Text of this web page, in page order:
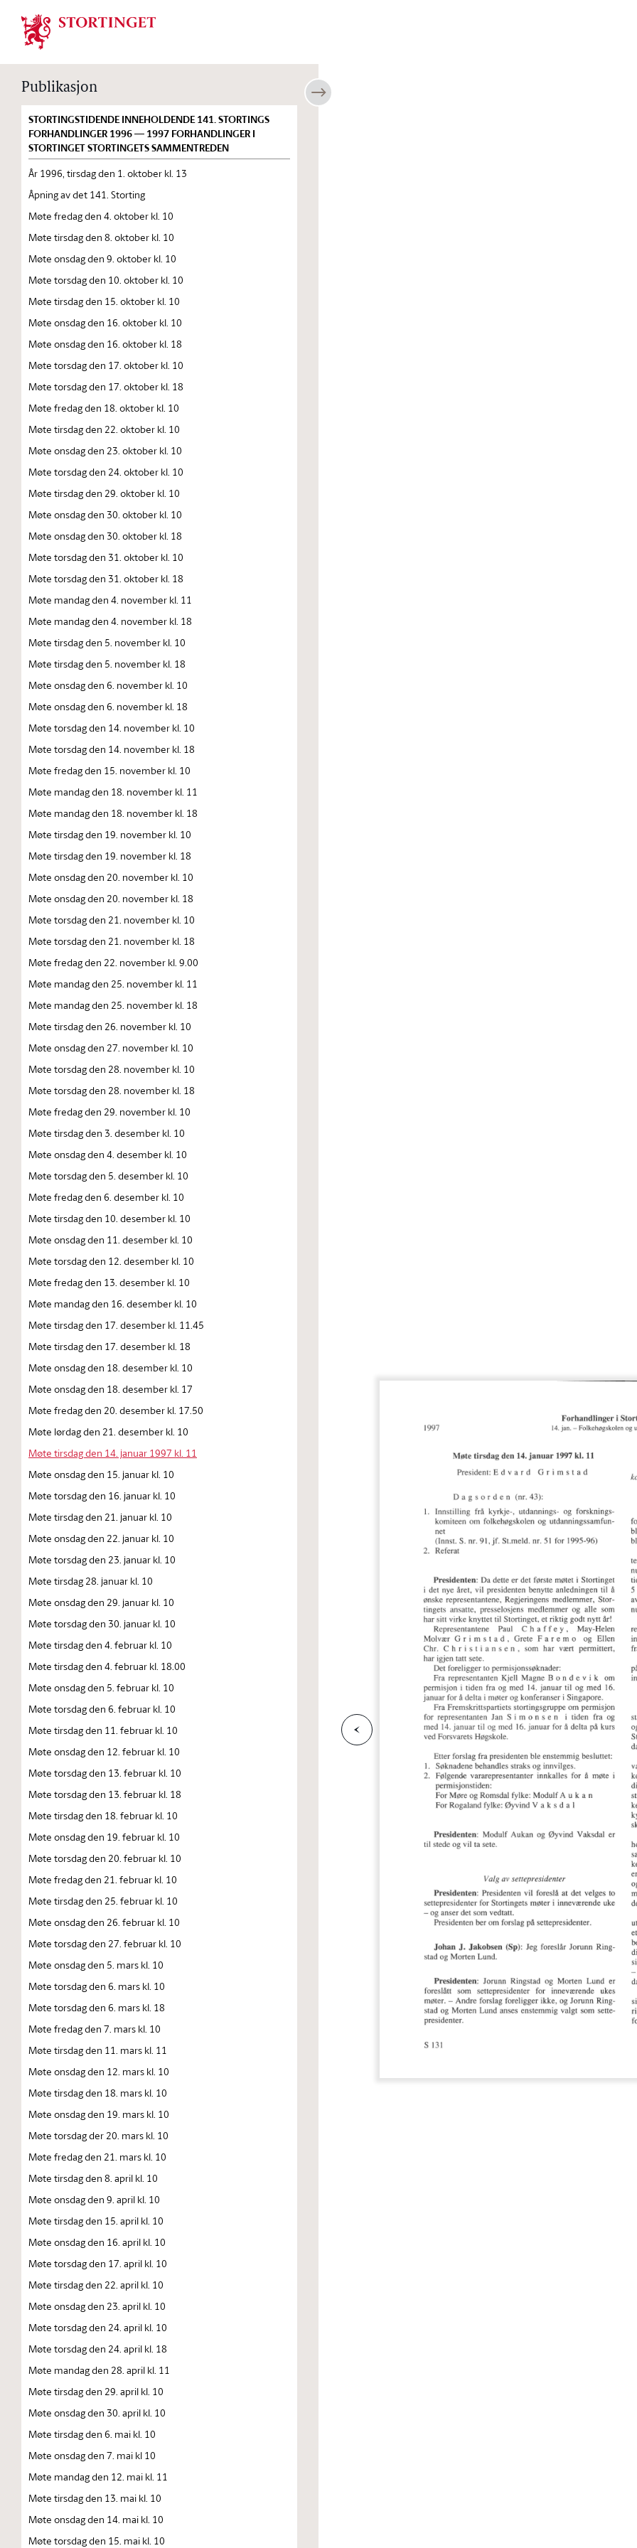
Stortinget.no
Publikasjon
STORTINGSTIDENDE INNEHOLDENDE 141. STORTINGS
FORHANDLINGER 1996 — 1997 FORHANDLINGER I
STORTINGET STORTINGETS SAMMENTREDEN
År 1996, tirsdag den 1. oktober kl. 13
Åpning av det 141. Storting
Møte fredag den 4. oktober kl. 10
Møte tirsdag den 8. oktober kl. 10
Møte onsdag den 9. oktober kl. 10
Møte torsdag den 10. oktober kl. 10
Møte tirsdag den 15. oktober kl. 10
Møte onsdag den 16. oktober kl. 10
Møte onsdag den 16. oktober kl. 18
Møte torsdag den 17. oktober kl. 10
Møte torsdag den 17. oktober kl. 18
Møte fredag den 18. oktober kl. 10
Møte tirsdag den 22. oktober kl. 10
Møte onsdag den 23. oktober kl. 10
Møte torsdag den 24. oktober kl. 10
Møte tirsdag den 29. oktober kl. 10
Møte onsdag den 30. oktober kl. 10
Møte onsdag den 30. oktober kl. 18
Møte torsdag den 31. oktober kl. 10
Møte torsdag den 31. oktober kl. 18
Møte mandag den 4. november kl. 11
Møte mandag den 4. november kl. 18
Møte tirsdag den 5. november kl. 10
Møte tirsdag den 5. november kl. 18
Møte onsdag den 6. november kl. 10
Møte onsdag den 6. november kl. 18
Møte torsdag den 14. november kl. 10
Møte torsdag den 14. november kl. 18
Møte fredag den 15. november kl. 10
Møte mandag den 18. november kl. 11
Møte mandag den 18. november kl. 18
Møte tirsdag den 19. november kl. 10
Møte tirsdag den 19. november kl. 18
Møte onsdag den 20. november kl. 10
Møte onsdag den 20. november kl. 18
Møte torsdag den 21. november kl. 10
Møte torsdag den 21. november kl. 18
Møte fredag den 22. november kl. 9.00
Møte mandag den 25. november kl. 11
Møte mandag den 25. november kl. 18
Møte tirsdag den 26. november kl. 10
Møte onsdag den 27. november kl. 10
Møte torsdag den 28. november kl. 10
Møte torsdag den 28. november kl. 18
Møte fredag den 29. november kl. 10
Møte tirsdag den 3. desember kl. 10
Møte onsdag den 4. desember kl. 10
Møte torsdag den 5. desember kl. 10
Møte fredag den 6. desember kl. 10
Møte tirsdag den 10. desember kl. 10
Møte onsdag den 11. desember kl. 10
Møte torsdag den 12. desember kl. 10
Møte fredag den 13. desember kl. 10
Møte mandag den 16. desember kl. 10
Møte tirsdag den 17. desember kl. 11.45
Møte tirsdag den 17. desember kl. 18
Møte onsdag den 18. desember kl. 10
Møte onsdag den 18. desember kl. 17
Møte fredag den 20. desember kl. 17.50
Møte lørdag den 21. desember kl. 10
Møte tirsdag den 14. januar 1997 kl. 11
Møte onsdag den 15. januar kl. 10
Møte torsdag den 16. januar kl. 10
Møte tirsdag den 21. januar kl. 10
Møte onsdag den 22. januar kl. 10
Møte torsdag den 23. januar kl. 10
Møte tirsdag 28. januar kl. 10
Møte onsdag den 29. januar kl. 10
Møte torsdag den 30. januar kl. 10
Møte tirsdag den 4. februar kl. 10
Møte tirsdag den 4. februar kl. 18.00
Møte onsdag den 5. februar kl. 10
Møte torsdag den 6. februar kl. 10
Møte tirsdag den 11. februar kl. 10
Møte onsdag den 12. februar kl. 10
Møte torsdag den 13. februar kl. 10
Møte torsdag den 13. februar kl. 18
Møte tirsdag den 18. februar kl. 10
Møte onsdag den 19. februar kl. 10
Møte torsdag den 20. februar kl. 10
Møte fredag den 21. februar kl. 10
Møte tirsdag den 25. februar kl. 10
Møte onsdag den 26. februar kl. 10
Møte torsdag den 27. februar kl. 10
Møte onsdag den 5. mars kl. 10
Møte torsdag den 6. mars kl. 10
Møte torsdag den 6. mars kl. 18
Møte fredag den 7. mars kl. 10
Møte tirsdag den 11. mars kl. 11
Møte onsdag den 12. mars kl. 10
Møte tirsdag den 18. mars kl. 10
Møte onsdag den 19. mars kl. 10
Møte torsdag der 20. mars kl. 10
Møte fredag den 21. mars kl. 10
Møte tirsdag den 8. april kl. 10
Møte onsdag den 9. april kl. 10
Møte tirsdag den 15. april kl. 10
Møte onsdag den 16. april kl. 10
Møte torsdag den 17. april kl. 10
Møte tirsdag den 22. april kl. 10
Møte onsdag den 23. april kl. 10
Møte torsdag den 24. april kl. 10
Møte torsdag den 24. april kl. 18
Møte mandag den 28. april kl. 11
Møte tirsdag den 29. april kl. 10
Møte onsdag den 30. april kl. 10
Møte tirsdag den 6. mai kl. 10
Møte onsdag den 7. mai kl 10
Møte mandag den 12. mai kl. 11
Møte tirsdag den 13. mai kl. 10
Møte onsdag den 14. mai kl. 10
Møte torsdag den 15. mai kl. 10
F
o
rr
i
g
e
s
i
de